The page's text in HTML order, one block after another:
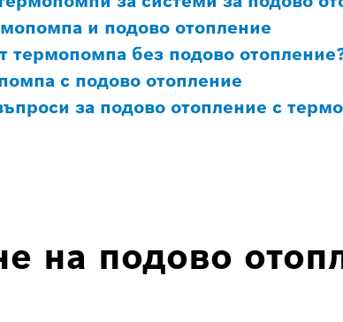
и подово отопление
термопомпа без подово
с подово отопление
за подово отопление с
на подово